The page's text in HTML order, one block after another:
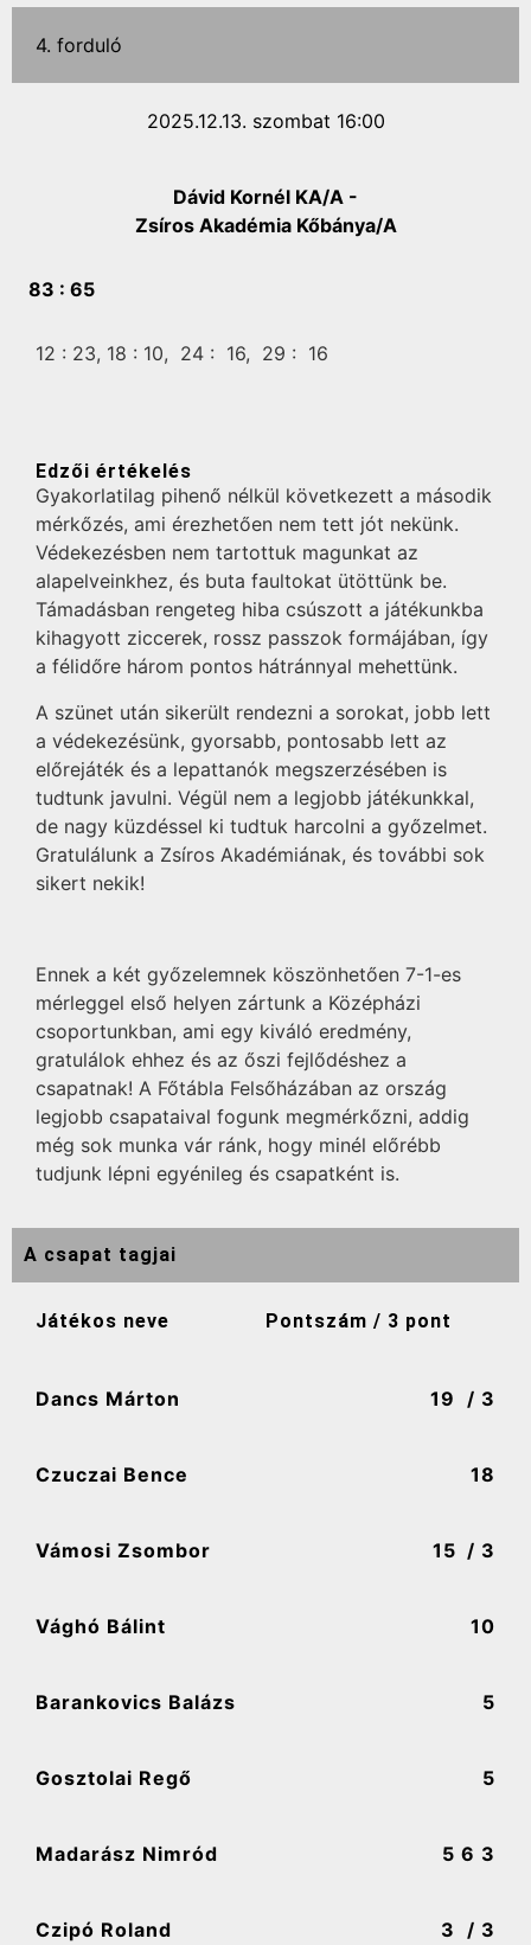
4. forduló
2025.12.13. szombat 16:00
Dávid Kornél KA/A -
Zsíros Akadémia Kőbánya/A
83 : 65
12 : 23, 18 : 10, 24 : 16, 29 : 16
Edzői értékelés
Gyakorlatilag pihenő nélkül következett a második
mérkőzés, ami érezhetően nem tett jót nekünk.
Védekezésben nem tartottuk magunkat az
alapelveinkhez, és buta faultokat ütöttünk be.
Támadásban rengeteg hiba csúszott a játékunkba
kihagyott ziccerek, rossz passzok formájában, így
a félidőre három pontos hátránnyal mehettünk.
A szünet után sikerült rendezni a sorokat, jobb lett
a védekezésünk, gyorsabb, pontosabb lett az
előrejáték és a lepattanók megszerzésében is
tudtunk javulni. Végül nem a legjobb játékunkkal,
de nagy küzdéssel ki tudtuk harcolni a győzelmet.
Gratulálunk a Zsíros Akadémiának, és további sok
sikert nekik!
Ennek a két győzelemnek köszönhetően 7-1-es
mérleggel első helyen zártunk a Középházi
csoportunkban, ami egy kiváló eredmény,
gratulálok ehhez és az őszi fejlődéshez a
csapatnak! A Főtábla Felsőházában az ország
legjobb csapataival fogunk megmérkőzni, addig
még sok munka vár ránk, hogy minél előrébb
tudjunk lépni egyénileg és csapatként is.
A csapat tagjai
Játékos neve Pontszám / 3 pont
Dancs Márton 19 / 3
Czuczai Bence 18
Vámosi Zsombor 15 / 3
Vághó Bálint 10
Barankovics Balázs 5
Gosztolai Regő 5
Madarász Nimród 5 6 3
Czipó Roland 3 / 3